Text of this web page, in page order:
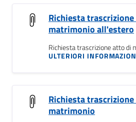
Richiesta
matrimonio all'estero
Richiesta trascrizione atto di
ULTERIORI
Richiesta
matrimonio